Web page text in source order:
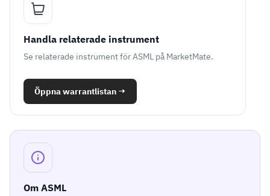
Handla relaterade instrument
Se relaterade instrument för ASML på MarketMate.
Öppna warrantlistan →
Om ASML